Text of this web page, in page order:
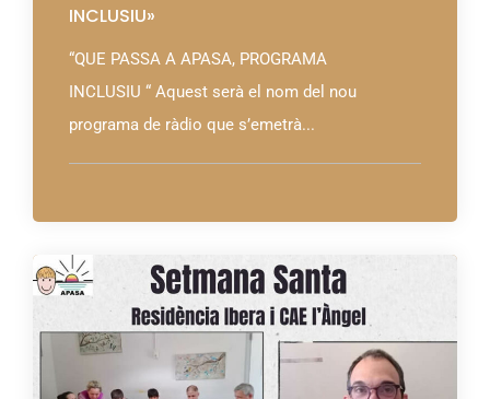
INCLUSIU»
“QUE PASSA A APASA, PROGRAMA
INCLUSIU “ Aquest serà el nom del nou
programa de ràdio que s’emetrà...